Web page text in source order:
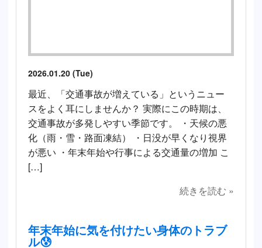
2026.01.20 (Tue)
最近、「交通事故が増えている」というニュー
スをよく耳にしませんか？ 実際にこの時期は、
交通事故が多発しやすい季節です。 ・天候の悪
化（雨・雪・路面凍結） ・日没が早くなり視界
が悪い ・年末年始や行事による交通量の増加 こ
[…]
続きを読む »
年末年始に気を付けたい身体のトラブ
ル😰